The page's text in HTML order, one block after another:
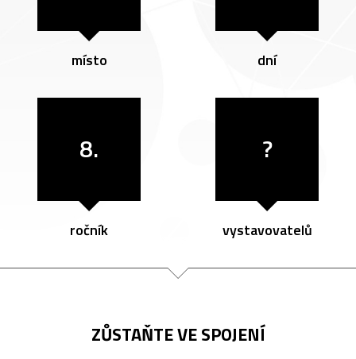
místo dní
8.
ročník
?
vystavovatelů
ZŮSTAŇTE VE SPOJENÍ